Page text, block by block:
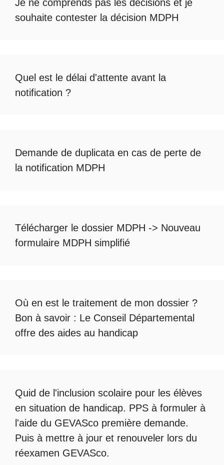
Je ne comprends pas les décisions et je
souhaite contester la décision MDPH
Quel est le délai d'attente avant la
notification ?
Demande de duplicata en cas de perte de
la notification MDPH
Télécharger le dossier MDPH -> Nouveau
formulaire MDPH simplifié
Où en est le traitement de mon dossier ?
Bon à savoir : Le Conseil Départemental
offre des aides au handicap
Quid de l'inclusion scolaire pour les élèves
en situation de handicap. PPS à formuler à
l'aide du GEVASco première demande.
Puis à mettre à jour et renouveler lors du
réexamen GEVASco.